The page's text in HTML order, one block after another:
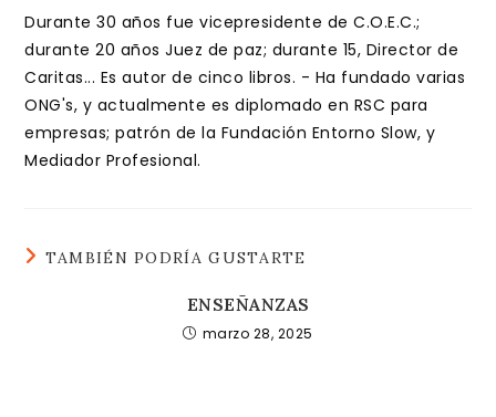
Durante 30 años fue vicepresidente de C.O.E.C.;
durante 20 años Juez de paz; durante 15, Director de
Caritas... Es autor de cinco libros. - Ha fundado varias
ONG's, y actualmente es diplomado en RSC para
empresas; patrón de la Fundación Entorno Slow, y
Mediador Profesional.
TAMBIÉN PODRÍA GUSTARTE
ENSEÑANZAS
marzo 28, 2025